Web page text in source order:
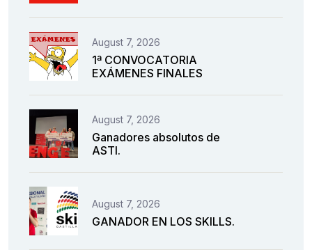
August 7, 2026
1ª CONVOCATORIA
EXÁMENES FINALES
August 7, 2026
Ganadores absolutos de
ASTI.
August 7, 2026
GANADOR EN LOS SKILLS.